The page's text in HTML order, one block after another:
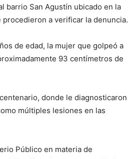
barrio San Agustín ubicado en la
a verificar la denuncia.
de edad, la mujer que golpeó a
93 centímetros de
donde le diagnosticaron
múltiples lesiones en las
Público en materia de